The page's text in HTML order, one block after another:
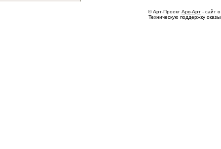
© Арт-Проект Арв-Арт - сайт
Техническую поддержку